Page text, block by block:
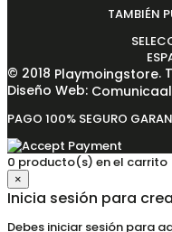
TAMBIÉN
© 2018 Playmoingstore.
Diseño Web:
PAGO 100% SEGURO
0 producto(s) en el carrito
×
Inicia sesión para
Debes iniciar sesión para